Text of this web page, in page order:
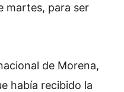
martes, para ser
de Morena,
había recibido la